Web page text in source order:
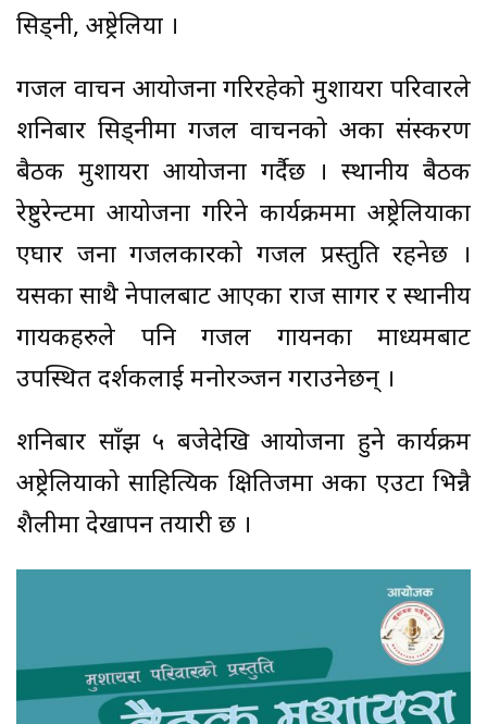
सिड्नी, अष्ट्रेलिया ।
गजल वाचन आयोजना गरिरहेको मुशायरा परिवारले
शनिबार सिड्नीमा गजल वाचनको अर्को संस्करण
बैठक मुशायरा आयोजना गर्दैछ । स्थानीय बैठक
रेष्टुरेन्टमा आयोजना गरिने कार्यक्रममा अष्ट्रेलियाका
एघार जना गजलकारको गजल प्रस्तुति रहनेछ ।
यसका साथै नेपालबाट आएका राज सागर र स्थानीय
गायकहरुले पनि गजल गायनका माध्यमबाट
उपस्थित दर्शकलाई मनोरञ्जन गराउनेछन् ।
शनिबार साँझ ५ बजेदेखि आयोजना हुने कार्यक्रम
अष्ट्रेलियाको साहित्यिक क्षितिजमा अर्को एउटा भिन्नै
शैलीमा देखापर्ने तयारी छ ।